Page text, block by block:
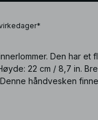
Den har et
22 cm / 8,7 in.
håndvesken